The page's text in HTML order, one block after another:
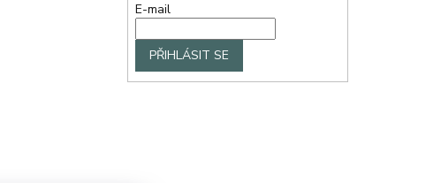
E-mail
PŘIHLÁSIT SE